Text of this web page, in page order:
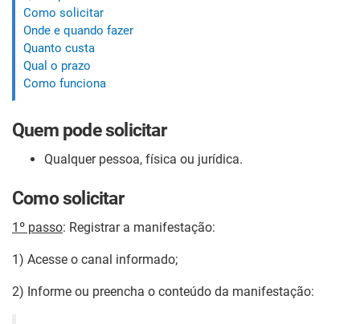
Como solicitar
Onde e quando fazer
Quanto custa
Qual o prazo
Como funciona
Quem pode solicitar
Qualquer pessoa, física ou jurídica.
Como solicitar
1º passo: Registrar a manifestação:
1) Acesse o canal informado;
2) Informe ou preencha o conteúdo da manifestação: